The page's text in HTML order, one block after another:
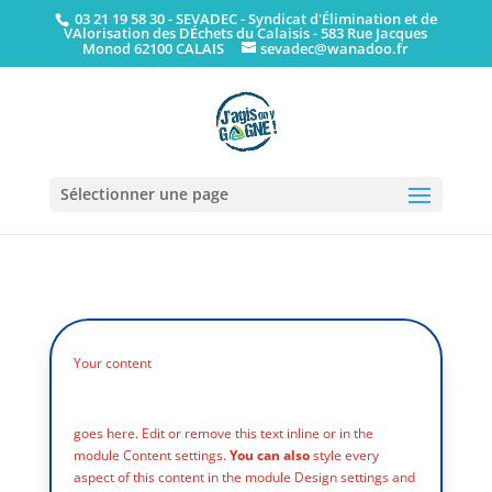
03 21 19 58 30- SEVADEC - Syndicat d'Élimination et de
VAlorisation des DÉchets du Calaisis - 583 Rue Jacques
Monod 62100 CALAIS sevadec@wanadoo.fr
Sélectionner une page
Your content
goes here. Edit or remove this text inline or in the
module Content settings.You can alsostyle every
aspect of this content in the module Design settings and